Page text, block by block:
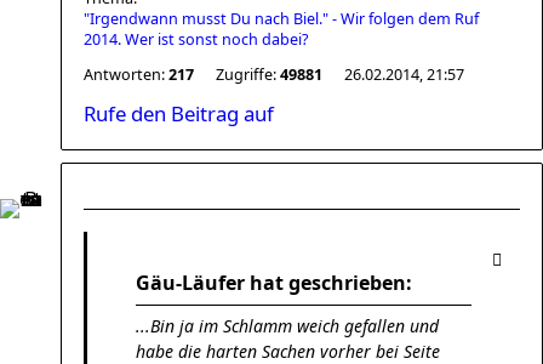
"Irgendwann musst Du nach Biel." - Wir folgen dem Ruf
2014. Wer ist sonst noch dabei?
Antworten:217 Zugriffe:49881 26.02.2014, 21:57
Rufe den Beitrag auf
Gäu-Läufer hat geschrieben:
...Bin ja im Schlamm weich gefallen und
habe die harten Sachen vorher bei Seite